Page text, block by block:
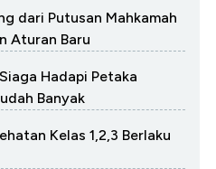
dari Putusan Mahkamah
Aturan Baru
Hadapi Petaka
Banyak
Kelas 1,2,3 Berlaku